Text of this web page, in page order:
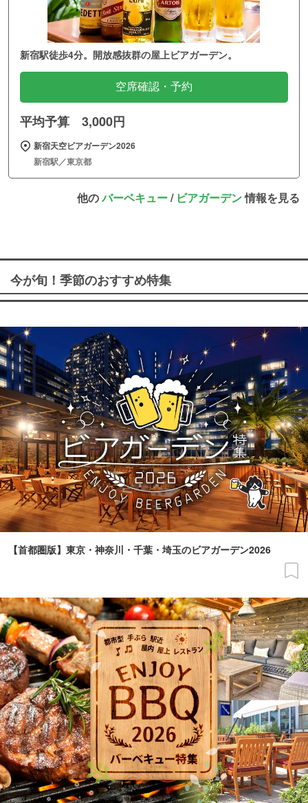
新宿駅徒歩4分。開放感抜群の屋上ビアガーデン。
空席確認・予約
平均予算 3,000円
新宿天空ビアガーデン2026
新宿駅／東京都
他のバーベキュー/ ビアガーデン情報を見る
今が旬！季節のおすすめ特集
【首都圏版】東京・神奈川・千葉・埼玉のビアガーデン2026